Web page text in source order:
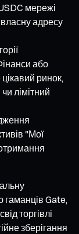
мережі
власну адресу
або
ринок,
лімітний
"Мої
гаманців Gate,
торгівлі
зберігання